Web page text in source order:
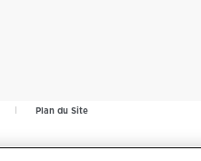
Plan du Site